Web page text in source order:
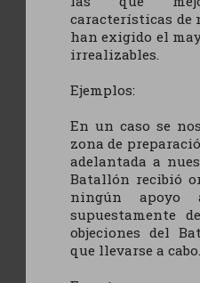
características de
han exigido el
irrealizables.
Ejemplos:
En un caso se
zona de
adelantada a
Batallón recibió
ningún apoyo
supuestamente
objeciones del
que llevarse a cabo.